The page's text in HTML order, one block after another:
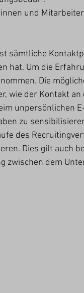
und
sämtliche
hat. Um die
Die
wie der Kontakt an
unpersönlichen
zu
des
Dies gilt auch
zwischen dem